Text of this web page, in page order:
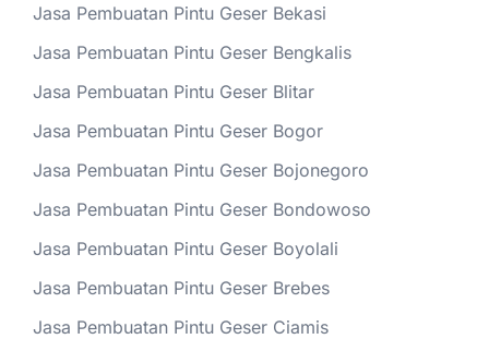
Jasa Pembuatan Pintu Geser Bekasi
Jasa Pembuatan Pintu Geser Bengkalis
Jasa Pembuatan Pintu Geser Blitar
Jasa Pembuatan Pintu Geser Bogor
Jasa Pembuatan Pintu Geser Bojonegoro
Jasa Pembuatan Pintu Geser Bondowoso
Jasa Pembuatan Pintu Geser Boyolali
Jasa Pembuatan Pintu Geser Brebes
Jasa Pembuatan Pintu Geser Ciamis